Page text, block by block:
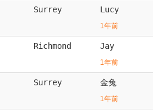
Surrey Lucy
1年前
Richmond Jay
1年前
Surrey 金兔
1年前